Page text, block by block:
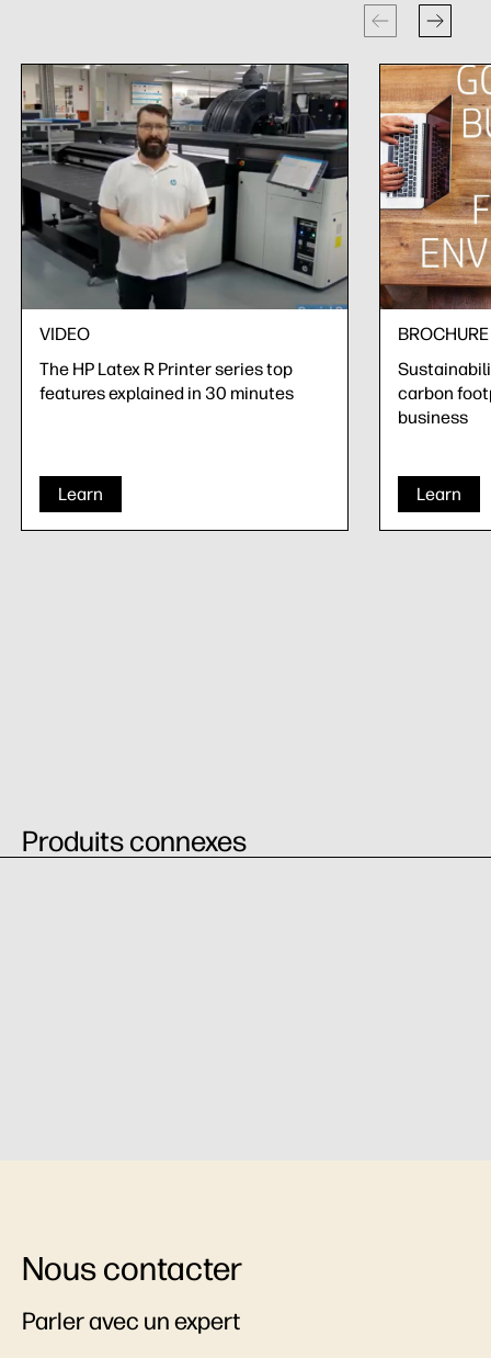
VIDEO
The HP Latex R Printer series top
features explained in 30 minutes
Learn
BROCHURE
carbon
business
Learn
Produits connexes
Nous contacter
Parler avec un expert